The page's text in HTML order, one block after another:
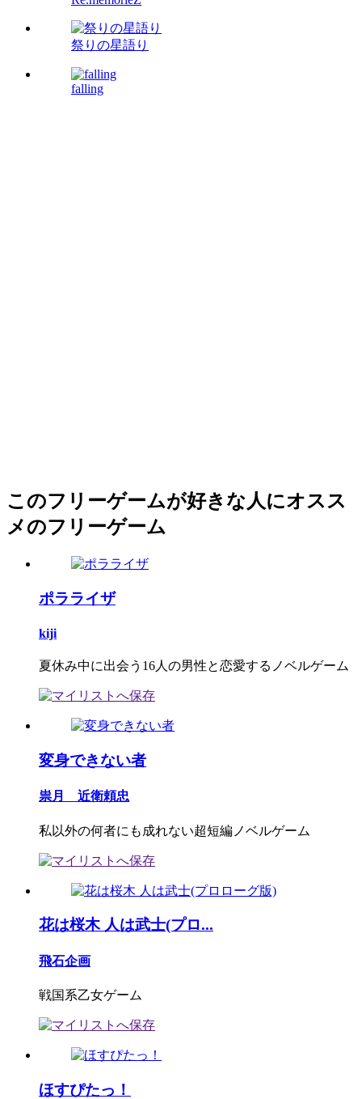
祭りの星語り
falling
このフリーゲームが好きな人にオスス
メのフリーゲーム
ポラライザ
kiji
夏休み中に出会う16人の男性と恋愛するノベルゲーム
変身できない者
祟月 近衛頼忠
私以外の何者にも成れない超短編ノベルゲーム
花は桜木 人は武士(プロ...
飛石企画
戦国系乙女ゲーム
ほすぴたっ！